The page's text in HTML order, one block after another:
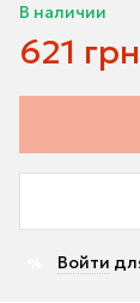
В наличии
621 грн
Войти